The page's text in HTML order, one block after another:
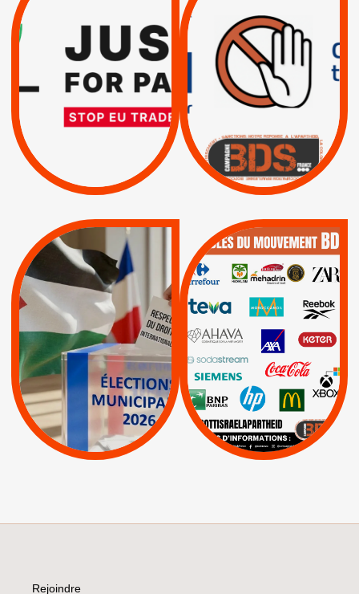
SUSPENSION
TOTALE DE
L’ACCORD
D’ASSOCIATION UE-
ISRAËL
| Actus Pétitions
RESPECT DU DROIT
INTERNATIONAL ?
TRUMP, MACRON :
MÊME COMBAT
| Actus |
| Boycott militaire |
Lettres d'interpellation
MUNICIPALES 2026 :
JE VOTE POUR LE
RESPECT DU DROIT
INTERNATIONAL EN
PALESTINE
APPELS | Actus |
Espaces Sans
Apartheid
| Lettres d'interpellation
Pétitions
QUE BOYCOTTER ?
BOYCOTT /
AXA BNP | CAF |
Carrefour | HP |
Keter |
Livres et brochures |
Mehadrin | PUMA
Sodastream |
Visuels, tracts,
affiches,...
Rejoindre